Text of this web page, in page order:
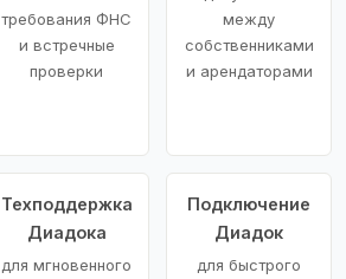
требования ФНС
и встречные
проверки
между
собственниками
и арендаторами
Техподдержка
Диадока
для мгновенного
Подключение
Диадок
для быстрого